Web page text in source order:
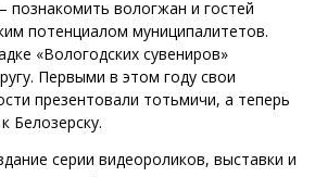
познакомить вологжан и гостей
потенциалом муниципалитетов.
«Вологодских сувениров»
Первыми в этом году свои
презентовали тотьмичи, а теперь
Белозерску.
серии видеороликов, выставки и